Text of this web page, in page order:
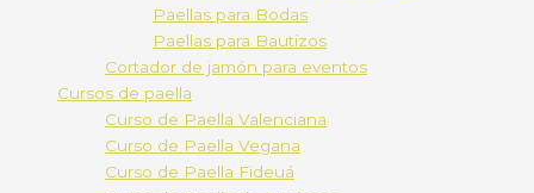
Paellas para Bodas
Paellas para Bautizos
Cortador de jamón para eventos
Cursos de paella
Curso de Paella Valenciana
Curso de Paella Vegana
Curso de Paella Fideuá